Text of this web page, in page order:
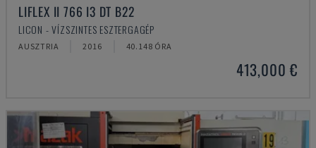
LIFLEX II 766 I3 DT B22
LICON - VÍZSZINTES ESZTERGAGÉP
AUSZTRIA 2016 40.148 ÓRA
413,000 €